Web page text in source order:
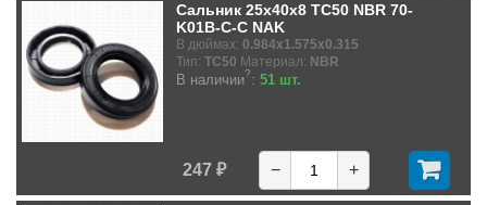
Сальник 25x40x8 TC50 NBR 70-
K01B-C-C NAK
В дюймах: 0.984x1.575x0.315
Тип: TC50 Материал: NBR
В наличии?: 51 шт.
247 ₽ − +